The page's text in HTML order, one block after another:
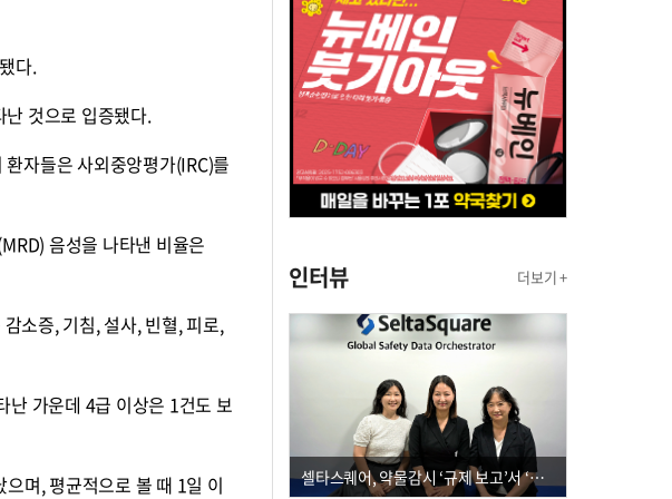
다.
것으로 입증됐다.
자들은 사외중앙평가(IRC)를
음성을 나타낸 비율은
소증, 기침, 설사, 빈혈, 피로,
난 가운데 4급 이상은 1건도 보
며, 평균적으로 볼 때 1일 이
인터뷰 더보기 +
셀타스퀘어, 약물감시 ‘규제 보고’서 ‘데이터 의사결정’으로 "PVX 전환 요구 커진다"